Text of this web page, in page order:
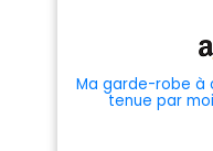
Ma garde-robe à
tenue par